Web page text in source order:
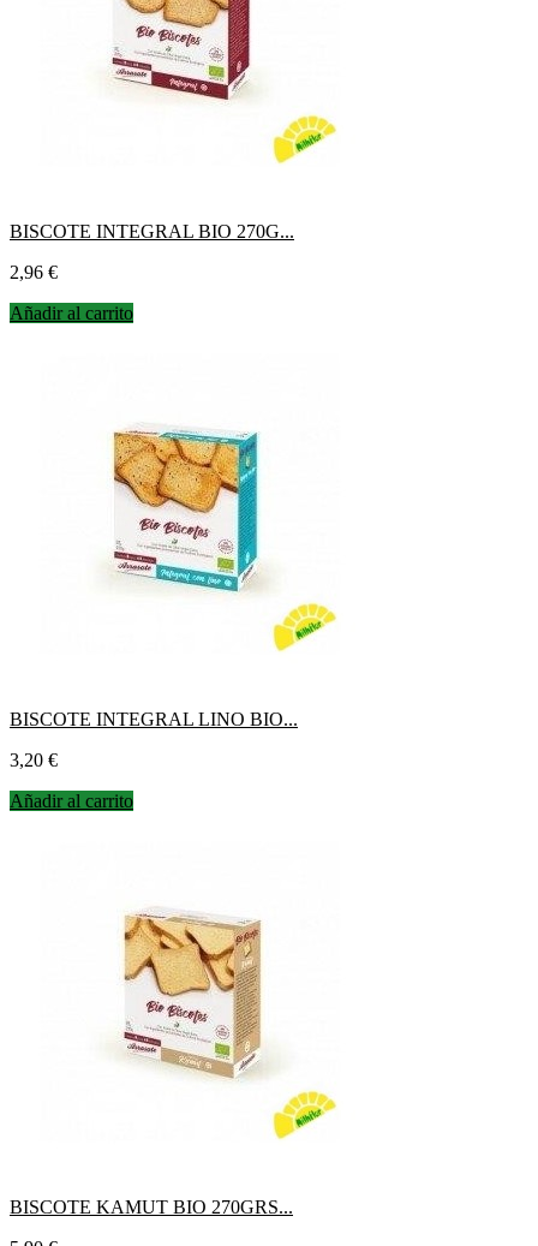
BISCOTE INTEGRAL BIO 270G...
Precio
2,96 €
Añadir al carrito
BISCOTE INTEGRAL LINO BIO...
Precio
3,20 €
Añadir al carrito
BISCOTE KAMUT BIO 270GRS...